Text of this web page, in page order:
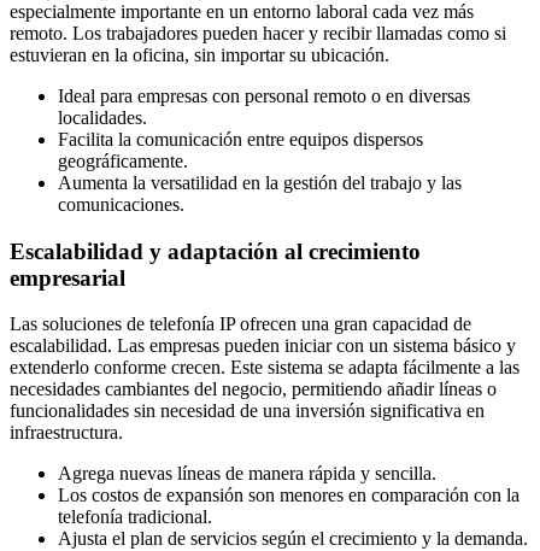
especialmente importante en un entorno laboral cada vez más
remoto. Los trabajadores pueden hacer y recibir llamadas como si
estuvieran en la oficina, sin importar su ubicación.
Ideal para empresas con personal remoto o en diversas
localidades.
Facilita la comunicación entre equipos dispersos
geográficamente.
Aumenta la versatilidad en la gestión del trabajo y las
comunicaciones.
Escalabilidad y adaptación al crecimiento
empresarial
Las soluciones de telefonía IP ofrecen una gran capacidad de
escalabilidad. Las empresas pueden iniciar con un sistema básico y
extenderlo conforme crecen. Este sistema se adapta fácilmente a las
necesidades cambiantes del negocio, permitiendo añadir líneas o
funcionalidades sin necesidad de una inversión significativa en
infraestructura.
Agrega nuevas líneas de manera rápida y sencilla.
Los costos de expansión son menores en comparación con la
telefonía tradicional.
Ajusta el plan de servicios según el crecimiento y la demanda.